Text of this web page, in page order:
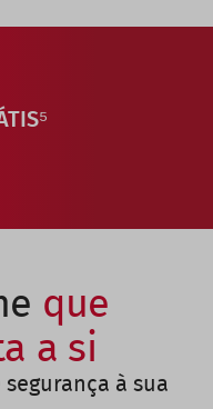
que
a si
à sua